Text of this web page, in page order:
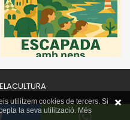
utilitzem cookies de tercers. Si
la seva utilització. Més